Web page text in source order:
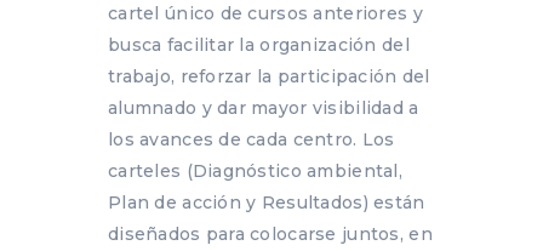
cartel único de cursos anteriores y
busca facilitar la organización del
trabajo, reforzar la participación del
alumnado y dar mayor visibilidad a
los avances de cada centro. Los
carteles (Diagnóstico ambiental,
Plan de acción y Resultados) están
diseñados para colocarse juntos, en